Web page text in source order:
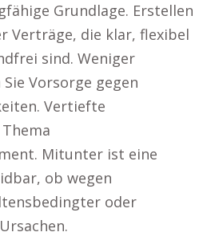
Grundlage. Erstellen
Verträge, die klar, flexibel
sind. Weniger
Vorsorge gegen
Vertiefte
Mitunter ist eine
ob wegen
oder